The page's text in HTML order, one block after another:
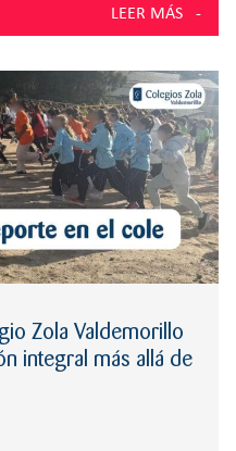
LEER MÁS
Zola Valdemorillo
integral más allá de